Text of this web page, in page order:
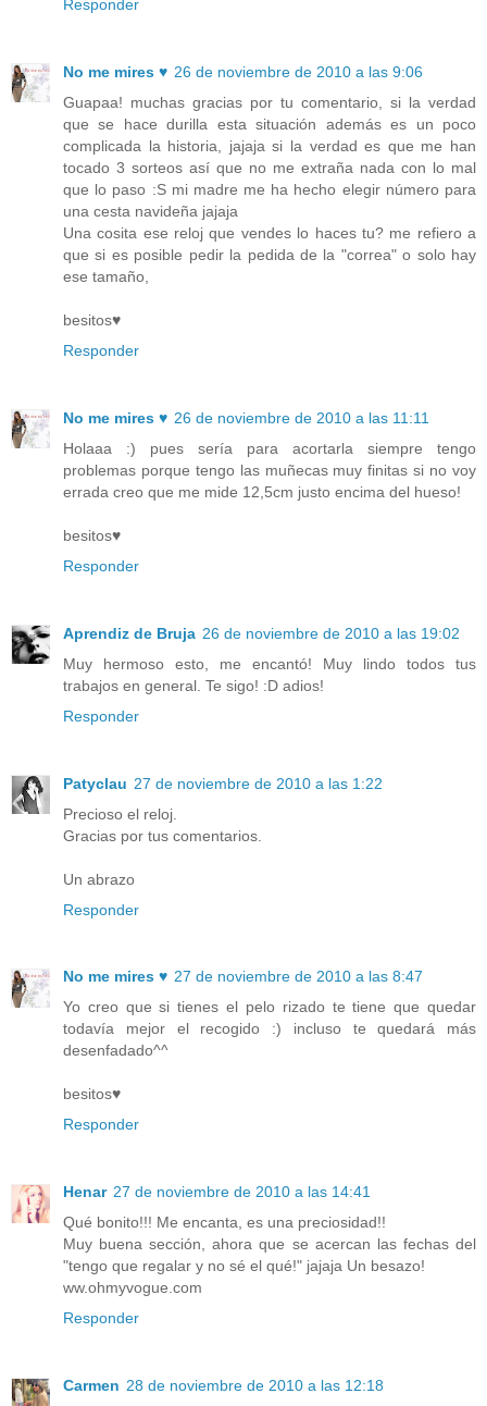
Responder
No me mires ♥ 26 de noviembre de 2010 a las 9:06
Guapaa! muchas gracias por tu comentario, si la verdad
que se hace durilla esta situación además es un poco
complicada la historia, jajaja si la verdad es que me han
tocado 3 sorteos así que no me extraña nada con lo mal
que lo paso :S mi madre me ha hecho elegir número para
una cesta navideña jajaja
Una cosita ese reloj que vendes lo haces tu? me refiero a
que si es posible pedir la pedida de la "correa" o solo hay
ese tamaño,
besitos♥
Responder
No me mires ♥ 26 de noviembre de 2010 a las 11:11
Holaaa :) pues sería para acortarla siempre tengo
problemas porque tengo las muñecas muy finitas si no voy
errada creo que me mide 12,5cm justo encima del hueso!
besitos♥
Responder
Aprendiz de Bruja 26 de noviembre de 2010 a las 19:02
Muy hermoso esto, me encantó! Muy lindo todos tus
trabajos en general. Te sigo! :D adios!
Responder
Patyclau 27 de noviembre de 2010 a las 1:22
Precioso el reloj.
Gracias por tus comentarios.
Un abrazo
Responder
No me mires ♥ 27 de noviembre de 2010 a las 8:47
Yo creo que si tienes el pelo rizado te tiene que quedar
todavía mejor el recogido :) incluso te quedará más
desenfadado^^
besitos♥
Responder
Henar 27 de noviembre de 2010 a las 14:41
Qué bonito!!! Me encanta, es una preciosidad!!
Muy buena sección, ahora que se acercan las fechas del
"tengo que regalar y no sé el qué!" jajaja Un besazo!
ww.ohmyvogue.com
Responder
Carmen 28 de noviembre de 2010 a las 12:18